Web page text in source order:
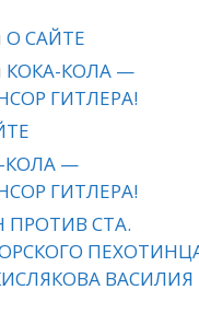
О САЙТЕ
КОКА-КОЛА —
ГИТЛЕРА!
КОЛА —
ГИТЛЕРА!
СТА.
ВАСИЛИЯ